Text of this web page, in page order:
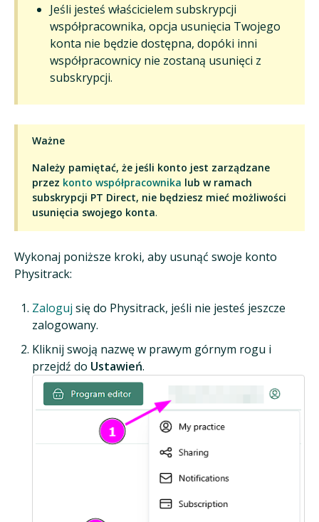
Jeśli jesteś właścicielem subskrypcji
współpracownika, opcja usunięcia Twojego
konta nie będzie dostępna, dopóki inni
współpracownicy nie zostaną usunięci z
subskrypcji.
Ważne
Należy pamiętać, że jeśli konto jest zarządzane
przez konto współpracownika lub w ramach
subskrypcji PT Direct, nie będziesz mieć możliwości
usunięcia swojego konta.
Wykonaj poniższe kroki, aby usunąć swoje konto
Physitrack:
Zaloguj się do Physitrack, jeśli nie jesteś jeszcze
zalogowany.
Kliknij swoją nazwę w prawym górnym rogu i
przejdź do Ustawień.